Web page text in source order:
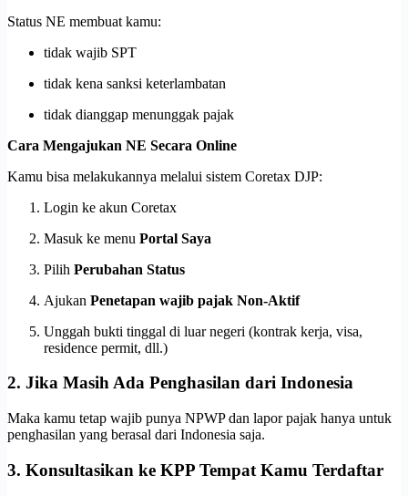
Status NE membuat kamu:
tidak wajib SPT
tidak kena sanksi keterlambatan
tidak dianggap menunggak pajak
Cara Mengajukan NE Secara Online
Kamu bisa melakukannya melalui sistem Coretax DJP:
Login ke akun Coretax
Masuk ke menu Portal Saya
Pilih Perubahan Status
Ajukan Penetapan wajib pajak Non-Aktif
Unggah bukti tinggal di luar negeri (kontrak kerja, visa,
residence permit, dll.)
2. Jika Masih Ada Penghasilan dari Indonesia
Maka kamu tetap wajib punya NPWP dan lapor pajak hanya untuk
penghasilan yang berasal dari Indonesia saja.
3. Konsultasikan ke KPP Tempat Kamu Terdaftar